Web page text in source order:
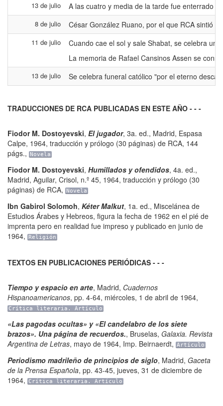
13 de julio A las cuatro y media de la tarde fue enterrado
8 de julio César González Ruano, por el que RCA sintió
11 de julio
Cuando cae el sol y sale Shabat, se celebra un
La memoria de Rafael Cansinos Assen se
13 de julio Se celebra funeral católico "por el eterno
TRADUCCIONES DE RCA PUBLICADAS EN ESTE AÑO - - -
Fiodor M. Dostoyevski, El jugador, 3a. ed., Madrid, Espasa
Calpe, 1964, traducción y prólogo (30 páginas) de RCA, 144
págs., Novela
Fiodor M. Dostoyevski, Humillados y ofendidos, 4a. ed.,
Madrid, Aguilar, Crisol, n.º 45, 1964, traducción y prólogo (30
páginas) de RCA, Novela
Ibn Gabirol Solomoh, Kéter Malkut, 1a. ed., Miscelánea de
Estudios Árabes y Hebreos, figura la fecha de 1962 en el pié de
imprenta pero en realidad fue impreso y publicado en junio de
1964, Religión
TEXTOS EN PUBLICACIONES PERIÓDICAS - - -
Tiempo y espacio en arte, Madrid, Cuadernos
Hispanoamericanos, pp. 4-64, miércoles, 1 de abril de 1964,
Crítica literaria. Artículo
«Las pagodas ocultas» y «El candelabro de los siete
brazos». Una página de recuerdos., Bruselas, Galaxia. Revista
Argentina de Letras, mayo de 1964, Imp. Beirnaerdt, Artículo
Periodismo madrileño de principios de siglo, Madrid, Gaceta
de la Prensa Española, pp. 43-45, jueves, 31 de diciembre de
1964, Crítica literaria. Artículo